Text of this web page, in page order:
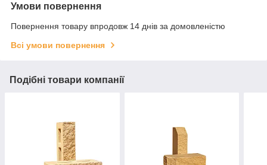
Умови повернення
Повернення товару впродовж 14 днів за домовленістю
Всі умови повернення
Подібні товари компанії